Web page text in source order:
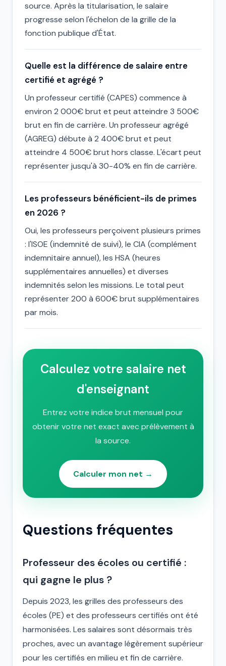
source. Après la titularisation, le salaire
progresse selon l'échelon de la grille de la
fonction publique d'État.
Quelle est la différence de salaire entre
certifié et agrégé ?
Un professeur certifié (CAPES) commence à
environ 2 000€ brut et peut atteindre 3 500€
brut en fin de carrière. Un professeur agrégé
(AGREG) débute à 2 400€ brut et peut
atteindre 4 500€ brut hors classe. L'écart peut
représenter jusqu'à 30-40% en fin de carrière.
Les professeurs bénéficient-ils de primes
en 2026 ?
Oui, les professeurs perçoivent plusieurs primes
: l'ISOE (indemnité de suivi), le CIA (complément
indemnitaire annuel), les HSA (heures
supplémentaires annuelles) et diverses
indemnités selon les missions. Le total peut
représenter 200 à 600€ brut supplémentaires
par mois.
Calculez votre salaire net
d'enseignant
Entrez votre indice brut mensuel pour
obtenir votre net exact avec prélèvement à
la source.
Calculer mon net →
Questions fréquentes
Professeur des écoles ou certifié :
qui gagne le plus ?
Depuis 2023, les grilles des professeurs des
écoles (PE) et des professeurs certifiés ont été
harmonisées. Les salaires sont désormais très
proches, avec un avantage légèrement supérieur
pour les certifiés en milieu et fin de carrière.